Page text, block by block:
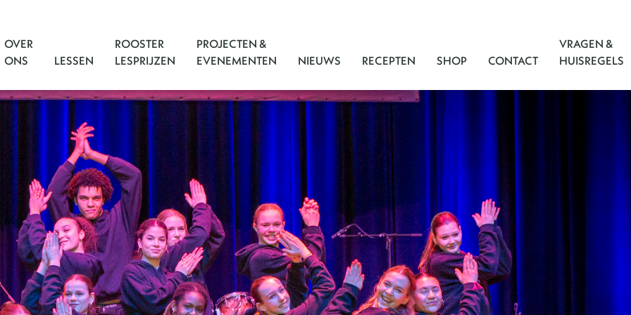
OVER
ONS
LESSEN
ROOSTER
LESPRIJZEN
PROJECTEN &
EVENEMENTEN
NIEUWS RECEPTEN SHOP CONTACT
VRAGEN &
HUISREGELS